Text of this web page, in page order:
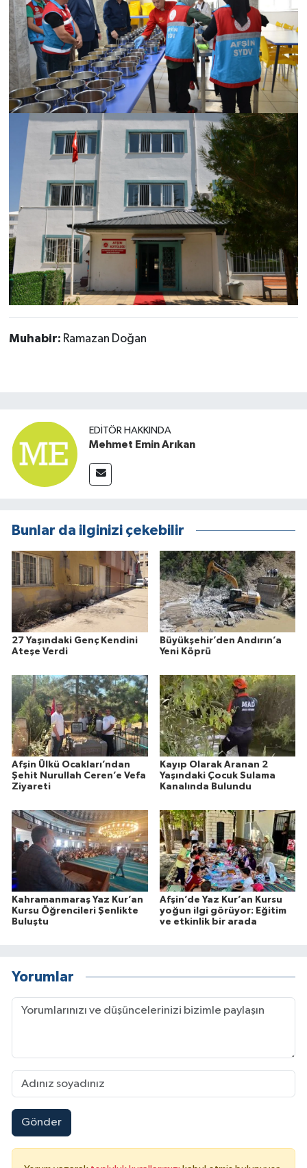
Muhabir: Ramazan Doğan
EDITÖR HAKKINDA
Mehmet Emin Arıkan
Bunlar da ilginizi çekebilir
27 Yaşındaki Genç Kendini
Ateşe Verdi
Büyükşehir’den Andırın’a
Yeni Köprü
Afşin Ülkü Ocakları’ndan
Şehit Nurullah Ceren’e Vefa
Ziyareti
Kayıp Olarak Aranan 2
Yaşındaki Çocuk Sulama
Kanalında Bulundu
Kahramanmaraş Yaz Kur’an
Kursu Öğrencileri Şenlikte
Buluştu
Afşin’de Yaz Kur’an Kursu
yoğun ilgi görüyor: Eğitim
ve etkinlik bir arada
Yorumlar
Gönder